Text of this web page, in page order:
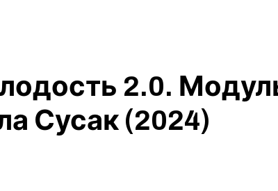
2.0.
Сусак (2024)